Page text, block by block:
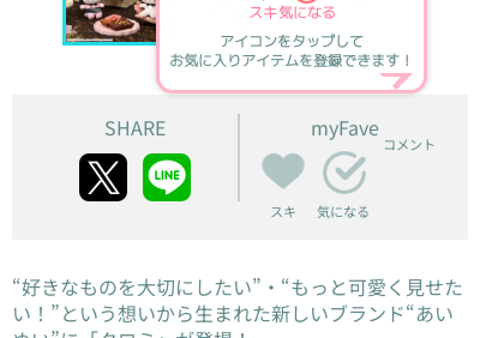
スキ気になる
アイコンをタップして
お気に入りアイテムを登録できます！
SHARE myFave
スキ 気になる
コメント
“好きなものを大切にしたい”・“もっと可愛く見せた
い！”という想いから生まれた新しいブランド“あい